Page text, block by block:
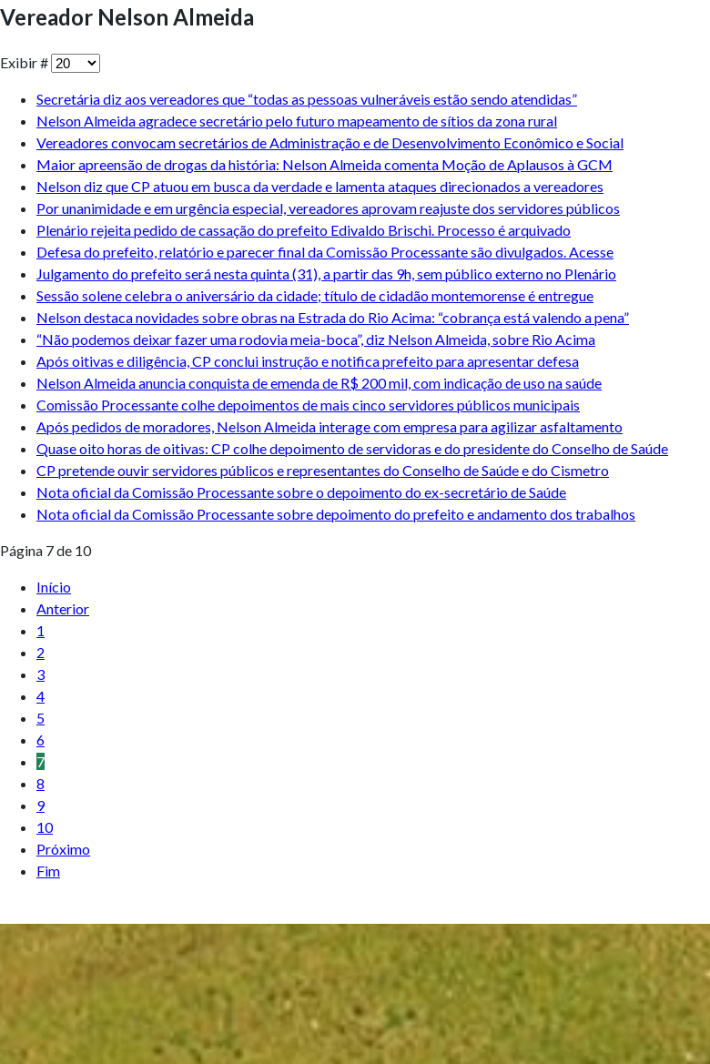
Vereador Nelson Almeida
Exibir #
Secretária diz aos vereadores que “todas as pessoas vulneráveis estão sendo atendidas”
Nelson Almeida agradece secretário pelo futuro mapeamento de sítios da zona rural
Vereadores convocam secretários de Administração e de Desenvolvimento Econômico e Social
Maior apreensão de drogas da história: Nelson Almeida comenta Moção de Aplausos à GCM
Nelson diz que CP atuou em busca da verdade e lamenta ataques direcionados a vereadores
Por unanimidade e em urgência especial, vereadores aprovam reajuste dos servidores públicos
Plenário rejeita pedido de cassação do prefeito Edivaldo Brischi. Processo é arquivado
Defesa do prefeito, relatório e parecer final da Comissão Processante são divulgados. Acesse
Julgamento do prefeito será nesta quinta (31), a partir das 9h, sem público externo no Plenário
Sessão solene celebra o aniversário da cidade; título de cidadão montemorense é entregue
Nelson destaca novidades sobre obras na Estrada do Rio Acima: “cobrança está valendo a pena”
“Não podemos deixar fazer uma rodovia meia-boca”, diz Nelson Almeida, sobre Rio Acima
Após oitivas e diligência, CP conclui instrução e notifica prefeito para apresentar defesa
Nelson Almeida anuncia conquista de emenda de R$ 200 mil, com indicação de uso na saúde
Comissão Processante colhe depoimentos de mais cinco servidores públicos municipais
Após pedidos de moradores, Nelson Almeida interage com empresa para agilizar asfaltamento
Quase oito horas de oitivas: CP colhe depoimento de servidoras e do presidente do Conselho de Saúde
CP pretende ouvir servidores públicos e representantes do Conselho de Saúde e do Cismetro
Nota oficial da Comissão Processante sobre o depoimento do ex-secretário de Saúde
Nota oficial da Comissão Processante sobre depoimento do prefeito e andamento dos trabalhos
Página 7 de 10
Início
Anterior
1
2
3
4
5
6
7
8
9
10
Próximo
Fim